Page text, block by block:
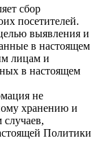
сбор
посетителей.
выявления и
в настоящем
лицам и
в настоящем
не
хранению и
Политики